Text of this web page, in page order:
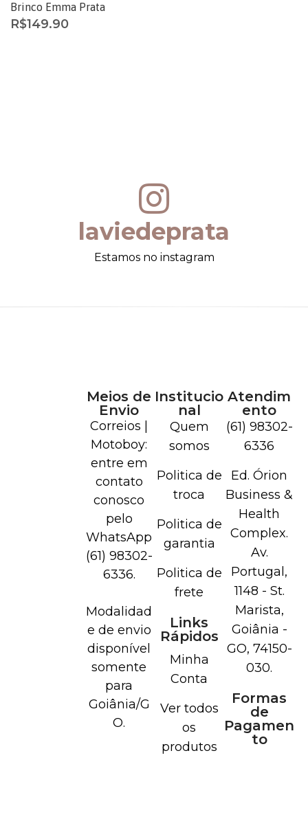
Brinco Emma Prata
R$149.90
laviedeprata
Estamos no instagram
Meios de
Envio
Correios |
Motoboy:
entre em
contato
conosco
pelo
WhatsApp
(61) 98302-
6336.
Modalidad
e de envio
disponível
somente
para
Goiânia/G
O.
Institucio
nal
Quem
somos
Politica de
troca
Politica de
garantia
Politica de
frete
Links
Rápidos
Minha
Conta
Ver todos
os
produtos
Atendim
ento
(61) 98302-
6336
Ed. Órion
Business &
Health
Complex.
Av.
Portugal,
1148 - St.
Marista,
Goiânia -
GO, 74150-
030.
Formas
de
Pagamen
to